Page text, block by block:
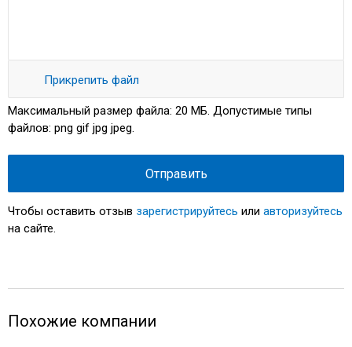
Прикрепить файл
Максимальный размер файла: 20 МБ. Допустимые типы
файлов: png gif jpg jpeg.
типы файлов:
Чтобы оставить отзыв зарегистрируйтесь или авторизуйтесь
на сайте.
Похожие компании